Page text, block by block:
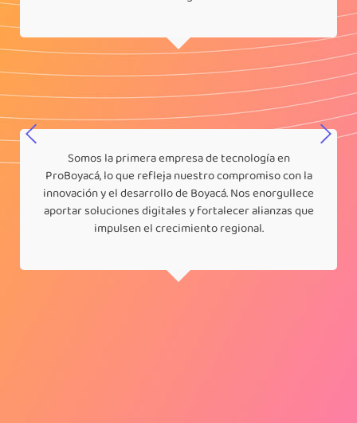
Somos la primera empresa de tecnología en
ProBoyacá, lo que refleja nuestro compromiso con la
innovación y el desarrollo de Boyacá. Nos enorgullece
aportar soluciones digitales y fortalecer alianzas que
impulsen el crecimiento regional.​